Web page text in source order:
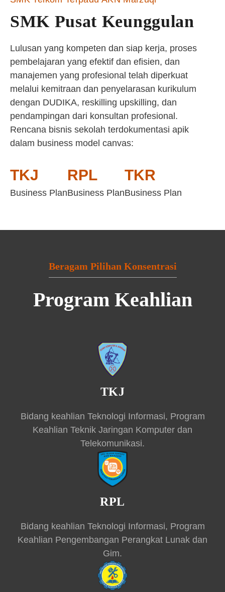
SMK Pusat Keunggulan
Lulusan yang kompeten dan siap kerja, proses
pembelajaran yang efektif dan efisien, dan
manajemen yang profesional telah diperkuat
melalui kemitraan dan penyelarasan kurikulum
dengan DUDIKA, reskilling upskilling, dan
pendampingan dari konsultan profesional.
Rencana bisnis sekolah terdokumentasi apik
dalam business model canvas:
TKJ
Business Plan
RPL
Business Plan
TKR
Business Plan
Beragam Pilihan Konsentrasi
Program Keahlian
TKJ
Bidang keahlian Teknologi Informasi, Program
Keahlian Teknik Jaringan Komputer dan
Telekomunikasi.
RPL
Bidang keahlian Teknologi Informasi, Program
Keahlian Pengembangan Perangkat Lunak dan
Gim.